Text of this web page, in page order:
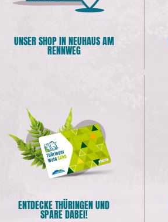
UNSER SHOP IN NEUHAUS AM
RENNWEG
ENTDECKE THÜRINGEN UND
SPARE DABEI!